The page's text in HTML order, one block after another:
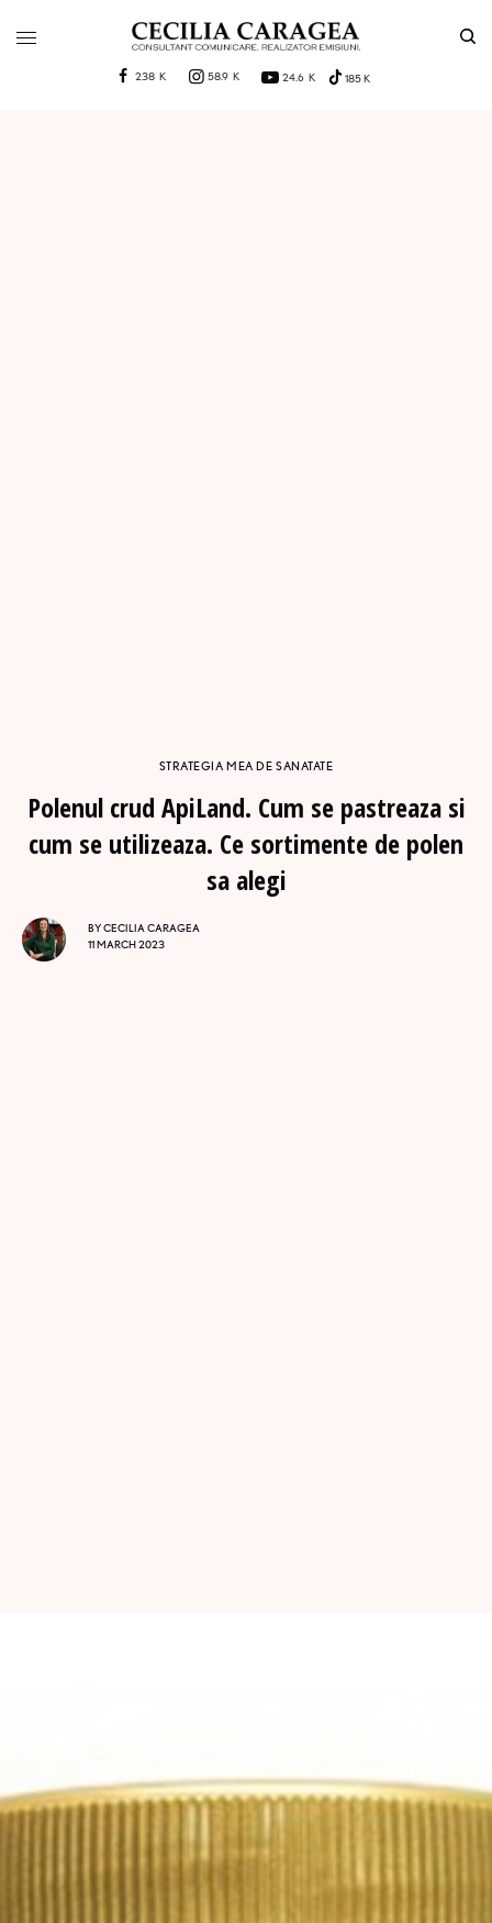
238 K 58.9 K 24.6 K 185 K
STRATEGIA MEA DE SANATATE
Polenul crud ApiLand. Cum se pastreaza si
cum se utilizeaza. Ce sortimente de polen
sa alegi
BYCECILIA CARAGEA
11 MARCH 2023